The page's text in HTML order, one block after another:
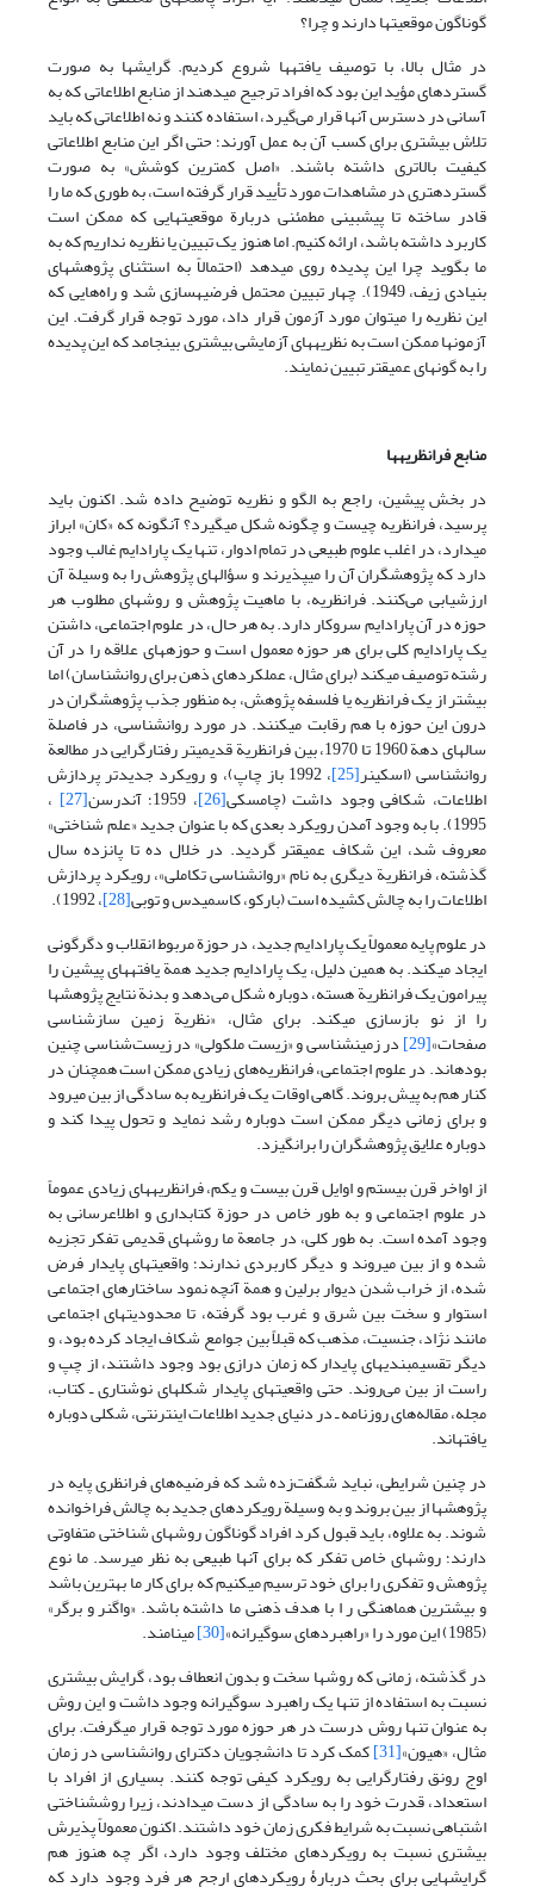
گوناگون موقعیتها دارند و چرا؟
در مثال بالا، با توصیف یافته­ها شروع کردیم. گرایشها به صورت
گسترده­ای مؤید این بود که افراد ترجیح می­دهند از منابع اطلاعاتی که به
آسانی در دسترس آنها قرار می‌گیرد، استفاده کنند و نه اطلاعاتی که باید
تلاش بیشتری برای کسب آن به عمل آورند؛ حتی اگر این منابع اطلاعاتی
کیفیت بالاتری داشته باشند. «اصل کمترین کوشش» به صورت
گسترده­تری در مشاهدات مورد تأیید قرار گرفته است، به طوری که ما را
قادر ساخته تا پیش­بینی مطمئنی دربارة موقعیتهایی که ممکن است
کاربرد داشته باشد، ارائه کنیم. اما هنوز یک تبیین یا نظریه نداریم که به
ما بگوید چرا این پدیده روی می­دهد (احتمالاً به استثنای پژوهشهای
بنیادی زیف، 1949). چهار تبیین محتمل فرضیه­سازی شد و راه‌هایی که
این نظریه را می­توان مورد آزمون قرار داد، مورد توجه قرار گرفت. این
آزمونها ممکن است به نظریه­های آزمایشی بیشتری بینجامد که این پدیده
را به گونه­ای عمیق­تر تبیین نمایند.
منابع فرانظریه­ها
در بخش پیشین، راجع به الگو و نظریه توضیح داده شد. اکنون باید
پرسید، فرانظریه چیست و چگونه شکل می­گیرد؟ آن­گونه که «کان» ابراز
می­دارد، در اغلب علوم طبیعی در تمام ادوار، تنها یک پارادایم غالب وجود
دارد که پژوهشگران آن را می­پذیرند و سؤالهای پژوهش را به وسیلة آن
ارزشیابی می‌کنند. فرانظریه، با ماهیت پژوهش و روشهای مطلوب هر
حوزه در آن پارادایم سروکار دارد. به هر حال، در علوم اجتماعی، داشتن
یک پارادایم کلی برای هر حوزه معمول است و حوزه­های علاقه را در آن
رشته توصیف می­کند (برای مثال، عملکردهای ذهن برای روانشناسان) اما
بیشتر از یک فرانظریه یا فلسفه پژوهش، به منظور جذب پژوهشگران در
درون این حوزه با هم رقابت می­کنند. در مورد روانشناسی، در فاصلة
سالهای دهة 1960 تا 1970، بین فرانظریة قدیمی­تر رفتارگرایی در مطالعة
روانشناسی (اسکینر[25] ، 1992 باز چاپ)، و رویکرد جدیدتر پردازش
اطلاعات، شکافی وجود داشت (چامسکی[26] ، 1959؛ آندرسن [27] ،
1995). با به وجود آمدن رویکرد بعدی که با عنوان جدید «علم شناختی»
معروف شد، این شکاف عمیق­تر گردید. در خلال ده تا پانزده سال
گذشته، فرانظریة دیگری به نام «روانشناسی تکاملی»، رویکرد پردازش
اطلاعات را به چالش کشیده است (بارکو، کاسمیدس و توبی[28]
، 1992).
در علوم پایه معمولاً یک پارادایم جدید، در حوزة مربوط انقلاب و دگرگونی
ایجاد می­کند. به همین دلیل، یک پارادایم جدید همة یافته­های پیشین را
پیرامون یک فرانظریة هسته، دوباره شکل می‌­دهد و بدنة نتایج پژوهشها
را از نو بازسازی می­کند. برای مثال، «نظریة زمین سازشناسی
صفحات»[29] در زمین­شناسی و «زیست­ ملکولی» در زیست‌شناسی چنین
بوده­اند. در علوم اجتماعی، فرانظریه­‌های زیادی ممکن است همچنان در
کنار هم به پیش بروند. گاهی اوقات یک فرانظریه به سادگی از بین می­رود
و برای زمانی دیگر ممکن است دوباره رشد نماید و تحول پیدا کند و
دوباره علایق پژوهشگران را برانگیزد.
از اواخر قرن بیستم و اوایل قرن بیست و یکم، فرانظریه­های زیادی عموماً
در علوم اجتماعی و به طور خاص در حوزة کتابداری و اطلاع­رسانی به
وجود آمده است. به طور کلی، در جامعة ما روشهای قدیمی تفکر تجزیه
شده و از بین می­روند و دیگر کاربردی ندارند؛ واقعیتهای پایدار فرض
شده، از خراب شدن دیوار برلین و همة آنچه نمود ساختارهای اجتماعی
استوار و سخت بین شرق و غرب بود گرفته، تا محدودیتهای اجتماعی
مانند نژاد، جنسیت، مذهب که قبلاً بین جوامع شکاف ایجاد کرده بود، و
دیگر تقسیم­بندیهای پایدار که زمان درازی بود وجود داشتند، از چپ و
راست از بین می‌روند. حتی واقعیتهای پایدار شکلهای نوشتاری ـ کتاب،
مجله، مقاله‌های روزنامه ـ در دنیای جدید اطلاعات اینترنتی، شکلی دوباره
یافته­اند.
در چنین شرایطی، نباید شگفت‌زده شد که فرضیه‌های فرانظری پایه در
پژوهشها از بین بروند و به وسیلة رویکردهای جدید به چالش فراخوانده
شوند. به علاوه، باید قبول کرد افراد گوناگون روشهای شناختی متفاوتی
دارند؛ روشهای خاص تفکر که برای آنها طبیعی به نظر می­رسد. ما نوع
پژوهش و تفکری را برای خود ترسیم می­کنیم که برای کار ما بهترین باشد
و بیشترین هماهنگی ر ا با هدف ذهنی ما داشته باشد. «واگنر و برگر»
(1985) این مورد را «راهبردهای سوگیرانه» [30]
می­نامند.
در گذشته، زمانی که روشها سخت و بدون انعطاف بود، گرایش بیشتری
نسبت به استفاده از تنها یک راهبرد سوگیرانه وجود داشت و این روش
به عنوان تنها روش درست در هر حوزه مورد توجه قرار می­گرفت. برای
مثال، «هیون»[31] کمک کرد تا دانشجویان دکترای روانشناسی در زمان
اوج رونق رفتارگرایی به رویکرد کیفی توجه کنند. بسیاری از افراد با
استعداد، قدرت خود را به سادگی از دست می­دادند، زیرا روش­شناختی
اشتباهی نسبت به شرایط فکری زمان خود داشتند. اکنون معمولاً پذیرش
بیشتری نسبت به رویکردهای مختلف وجود دارد، اگر چه هنوز هم
گرایشهایی برای بحث دربارۀ رویکردهای ارجح هر فرد وجود دارد که